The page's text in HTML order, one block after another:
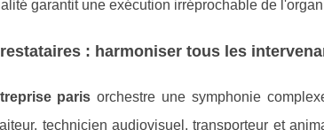
garantit une exécution irréprochable de
: harmoniser tous les
paris orchestre une symphonie
technicien audiovisuel, transporteur et